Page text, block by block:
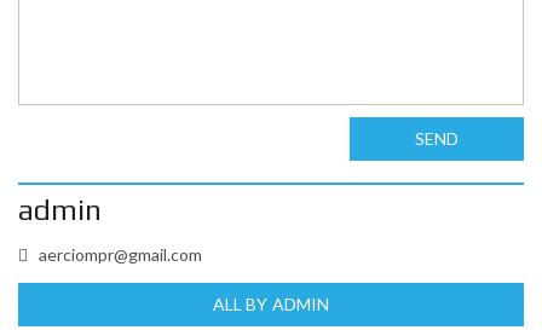
SEND
admin
aerciompr@gmail.com
ALL BY ADMIN